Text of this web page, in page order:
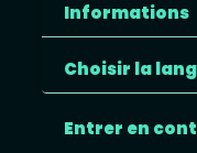
Informations
Choisir la
Entrer en